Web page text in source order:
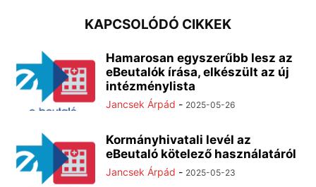
KAPCSOLÓDÓ CIKKEK
Hamarosan egyszerűbb lesz az
eBeutalók írása, elkészült az új
intézménylista
Jancsek Árpád - 2025-05-26
Kormányhivatali levél az
eBeutaló kötelező használatáról
Jancsek Árpád - 2025-05-23